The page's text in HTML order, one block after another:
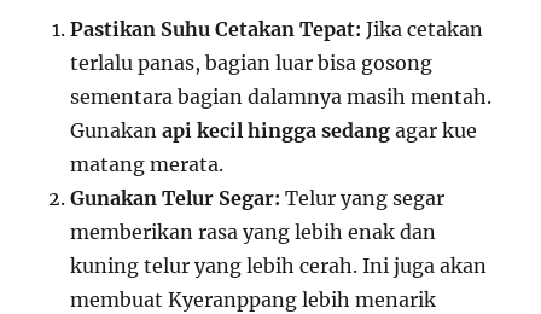
Pastikan Suhu Cetakan Tepat: Jika cetakan
terlalu panas, bagian luar bisa gosong
sementara bagian dalamnya masih mentah.
Gunakanapi kecil hingga sedang agar kue
matang merata.
Gunakan Telur Segar: Telur yang segar
memberikan rasa yang lebih enak dan
kuning telur yang lebih cerah. Ini juga akan
membuat Kyeranppang lebih menarik